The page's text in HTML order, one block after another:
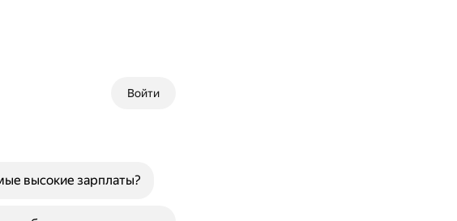
Войти
высокие зарплаты?